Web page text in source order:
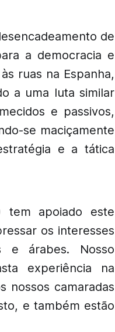
de
a democracia e
ruas na Espanha,
a uma luta similar
e passivos,
se maciçamente
e a tática
tem apoiado este
os interesses
e árabes. Nosso
experiência na
nossos camaradas
e também estão